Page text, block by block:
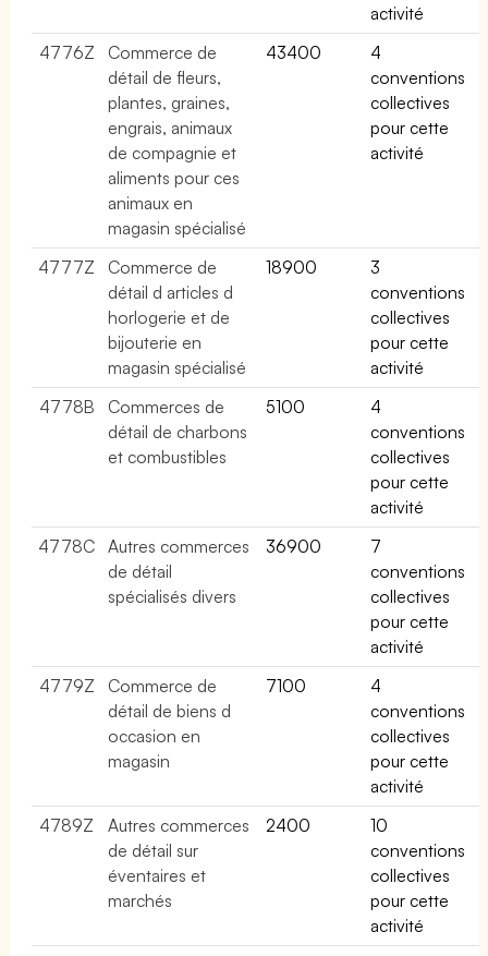
activité
4776Z
Commerce de
détail de fleurs,
plantes, graines,
engrais, animaux
de compagnie et
aliments pour ces
animaux en
magasin spécialisé
43400
4
conventions
collectives
pour cette
activité
4777Z
Commerce de
détail d articles d
horlogerie et de
bijouterie en
magasin spécialisé
18900
3
conventions
collectives
pour cette
activité
4778B
Commerces de
détail de charbons
et combustibles
5100
4
conventions
collectives
pour cette
activité
4778C Autres commerces
de détail
spécialisés divers
36900
7
conventions
collectives
pour cette
activité
4779Z
Commerce de
détail de biens d
occasion en
magasin
7100
4
conventions
collectives
pour cette
activité
4789Z
Autres commerces
de détail sur
éventaires et
marchés
2400
10
conventions
collectives
pour cette
activité